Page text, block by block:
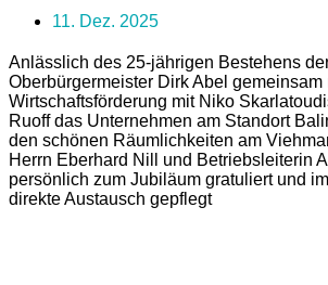
11. Dez. 2025
Anlässlich des 25-jährigen Bestehens der
Oberbürgermeister Dirk Abel gemeinsam
Wirtschaftsförderung mit Niko
Ruoff das Unternehmen am Standort
den schönen Räumlichkeiten am
Herrn Eberhard Nill und Betriebsleiterin
persönlich zum Jubiläum gratuliert und
direkte Austausch gepflegt